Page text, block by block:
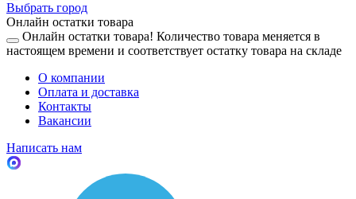
Выбрать город
Онлайн остатки товара
Онлайн остатки товара! Количество товара меняется в
настоящем времени и соответствует остатку товара на складе
О компании
Оплата и доставка
Контакты
Вакансии
Написать нам